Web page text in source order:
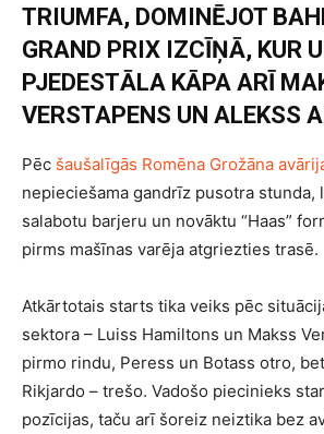
TRIUMFA, DOMINĒJOT
GRAND PRIX IZCĪŅĀ, KUR
PJEDESTĀLA KĀPA ARĪ
VERSTAPENS UN ALEKSS
Pēc šaušalīgās Romēna Grožāna
nepieciešama gandrīz pusotra stunda,
salabotu barjeru un novāktu “Haas”
pirms mašīnas varēja atgriezties trasē.
Atkārtotais starts tika veiks pēc
sektora – Luiss Hamiltons un Makss
pirmo rindu, Peress un Botass otro,
Rikjardo – trešo. Vadošo piecinieks
pozīcijas, taču arī šoreiz neiztika bez